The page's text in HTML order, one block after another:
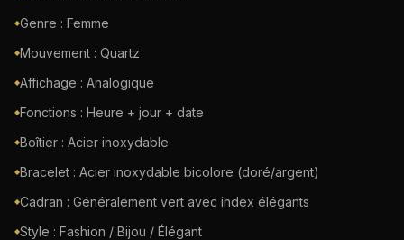
◆Genre : Femme
◆Mouvement : Quartz
◆Affichage : Analogique
◆Fonctions : Heure + jour + date
◆Boîtier : Acier inoxydable
◆Bracelet : Acier inoxydable bicolore (doré/argent)
◆Cadran : Généralement vert avec index élégants
◆Style : Fashion / Bijou / Élégant